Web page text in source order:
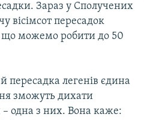
Зараз у Сполучених
вісімсот пересадок
можемо робити до 50
пересадка легенів єдина
зможуть дихати
одна з них. Вона каже: